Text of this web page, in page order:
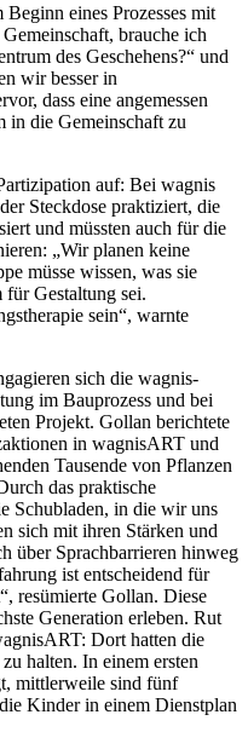
eines Prozesses mit
brauche ich
des Geschehens?“ und
wir besser in
dass eine angemessen
in die Gemeinschaft zu
auf: Bei wagnis
Steckdose praktiziert, die
und müssten auch für die
„Wir planen keine
müsse wissen, was sie
Gestaltung sei.
sein“, warnte
sich die wagnis-
im Bauprozess und bei
Projekt. Gollan berichtete
in wagnisART und
Tausende von Pflanzen
das praktische
Schubladen, in die wir uns
sich mit ihren Stärken und
über Sprachbarrieren hinweg
ist entscheidend für
resümierte Gollan. Diese
Generation erleben. Rut
Dort hatten die
halten. In einem ersten
mittlerweile sind fünf
Kinder in einem Dienstplan